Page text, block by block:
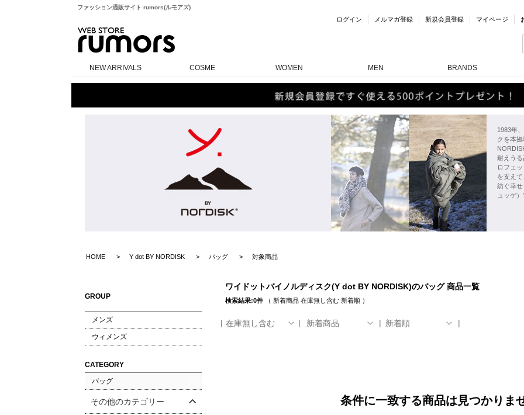
ファッション通販サイト rumors(ルモアズ)
ログイン メルマガ登録 新規会員登録 マイページ
NEW ARRIVALS COSME WOMEN MEN BRANDS
1983年
クを本
耐えう
ロフェ
を支え
紡ぐ幸せ
ュッゲ
HOME Y dot BY NORDISK バッグ 対象商品
GROUP
メンズ
ウィメンズ
CATEGORY
バッグ
その他のカテゴリー
ワイドットバイノルディスク(Y dot BY NORDISK)のバッグ 商品一覧
検索結果:0件（ 新着商品 在庫無し含む 新着順）
在庫無し含む 新着商品 新着順
条件に一致する商品は見つかりま